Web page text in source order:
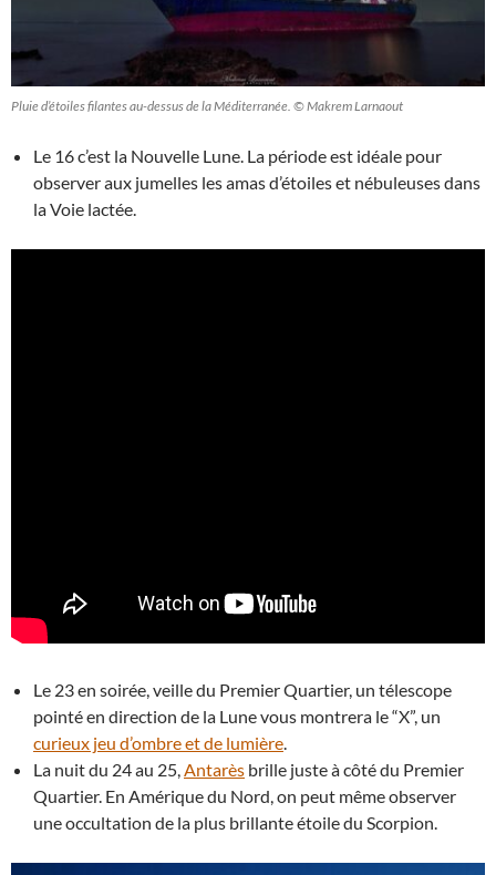
Pluie d’étoiles filantes au-dessus de la Méditerranée. © Makrem Larnaout
Le 16 c’est la Nouvelle Lune. La période est idéale pour
observer aux jumelles les amas d’étoiles et nébuleuses dans
la Voie lactée.
Le 23 en soirée, veille du Premier Quartier, un télescope
pointé en direction de la Lune vous montrera le “X”, un
curieux jeu d’ombre et de lumière.
La nuit du 24 au 25,Antarès brille juste à côté du Premier
Quartier. En Amérique du Nord, on peut même observer
une occultation de la plus brillante étoile du Scorpion.